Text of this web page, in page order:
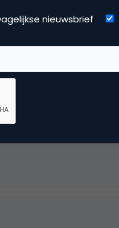
Ladies, maar ik
nieuwsbrief